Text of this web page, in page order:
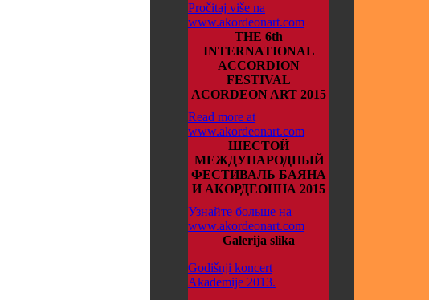
Pročitaj više na
www.akordeonart.com
THE 6th
INTERNATIONAL
ACCORDION
FESTIVAL
ACORDEON ART 2015
Read more at
www.akordeonart.com
ШЕСТОЙ
МЕЖДУНАРОДНЫЙ
ФЕСТИВАЛЬ БАЯНА
И АКОРДЕОННА 2015
Узнайте больше на
www.akordeonart.com
Galerija slika
Godišnji koncert
Akademije 2013.